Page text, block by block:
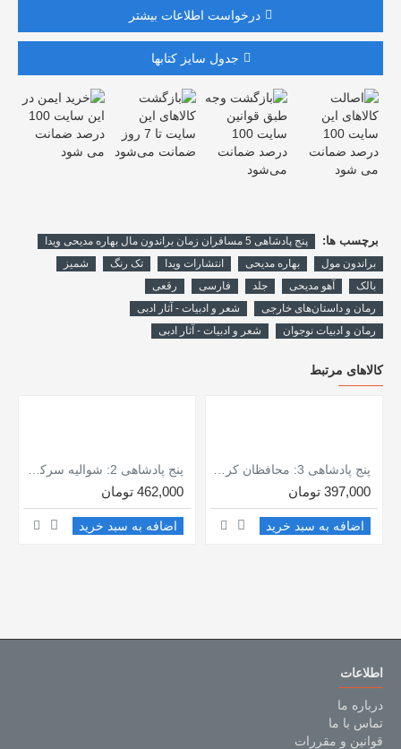
درخواست اطلاعات بیشتر
جدول سایز کتابها
برچسب ها:
پنج پادشاهی 5 مسافران زمان براندون مال بهاره مدیحی ویدا
براندون مول
بهاره مدیحی انتشارات ویدا تک رنگ
شمیز
بالک
آهو مدیحی جلد فارسی
رقعی
رمان و داستان‌های خارجی
شعر و ادبیات - آثار ادبی
رمان و ادبیات نوجوان
شعر و ادبیات - آثار ادبی
کالاهای مرتبط
397,000 تومان
اضافه به سبد خرید
پنج پادشاهی 2: شوالیه سرکش / براندون مال / بهاره مدیحی / ویدا
462,000 تومان
اضافه به سبد خرید
اطلاعات
درباره ما
تماس با ما
قوانین و مقررات